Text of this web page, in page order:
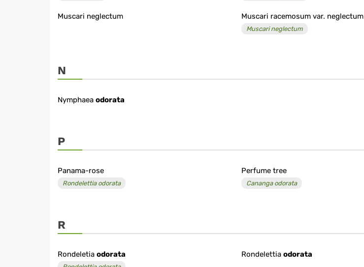
Muscari neglectum Muscari racemosum var. neglectum
Muscari neglectum
N
Nymphaea odorata
P
Panama-rose
Rondelettia odorata
Perfume tree
Cananga odorata
R
Rondeletia odorata Rondelettia odorata